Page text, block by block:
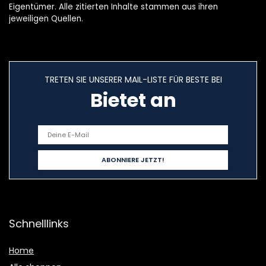
Eigentümer. Alle zitierten Inhalte stammen aus ihren
jeweiligen Quellen.
TRETEN SIE UNSERER MAIL-LISTE FÜR BESTE BEI
Bietet an
Schnelllinks
Home